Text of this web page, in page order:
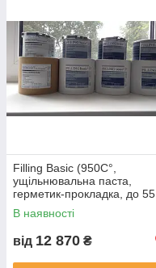
Filling Basic (950C°,
ущільнювальна паста,
герметик-прокладка, до 55
МПа)
В наявності
від 12 870 ₴